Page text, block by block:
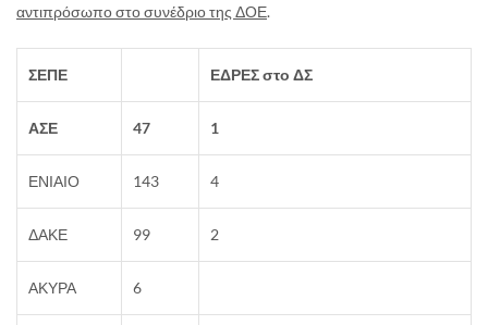
αντιπρόσωπο στο συνέδριο της ΔΟΕ.
ΣΕΠΕ ΕΔΡΕΣ στο ΔΣ
ΑΣΕ 47 1
ΕΝΙΑΙΟ 143 4
ΔΑΚΕ 99 2
ΑΚΥΡΑ 6